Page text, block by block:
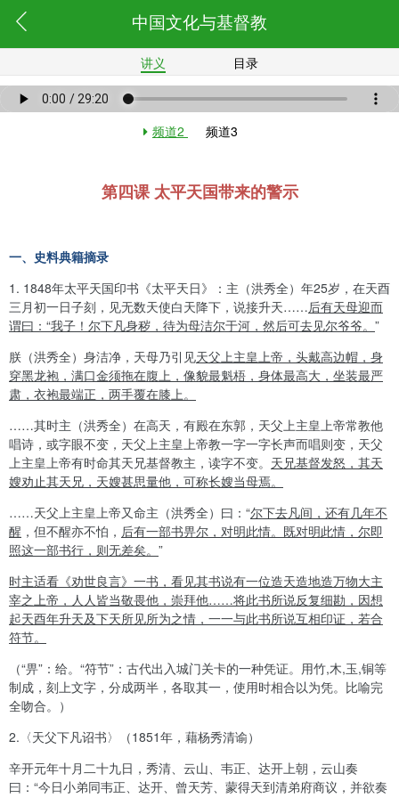
中国文化与基督教
讲义 目录
频道2 频道3
第四课 太平天国带来的警示
一、史料典籍摘录
1. 1848年太平天国印书《太平天日》：主（洪秀全）年25岁，在天酉
三月初一日子刻，见无数天使白天降下，说接升天……后有天母迎而
谓曰： “我子！尔下凡身秽，待为母洁尔于河，然后可去见尔爷爷。 ”
朕（洪秀全）身洁净，天母乃引见天父上主皇上帝，头戴高边帽，身
穿黑龙袍，满口金须拖在腹上，像貌最魁梧，身体最高大，坐装最严
肃，衣袍最端正，两手覆在膝上。
……其时主（洪秀全）在高天，有殿在东郭，天父上主皇上帝常教他
唱诗，或字眼不变，天父上主皇上帝教一字一字长声而唱则变，天父
上主皇上帝有时命其天兄基督教主，读字不变。 天兄基督发怒，其天
嫂劝止其天兄，天嫂甚思量他，可称长嫂当母焉。
……天父上主皇上帝又命主（洪秀全）曰： “尔下去凡间，还有几年不
醒 ，但不醒亦不怕， 后有一部书畀尔，对明此情。既对明此情，尔即
照这一部书行，则无差矣。 ”
时主适看《劝世良言》一书，看见其书说有一位造天造地造万物大主
宰之上帝，人人皆当敬畏他，崇拜他……将此书所说反复细勘，因想
起天酉年升天及下天所见所为之情，一一与此书所说互相印证，若合
符节。
（“畀” ：给。 “符节” ：古代出入城门关卡的一种凭证。用竹,木,玉,铜等
制成，刻上文字，分成两半，各取其一，使用时相合以为凭。比喻完
全吻合。）
2. 〈天父下凡诏书〉（1851年，藉杨秀清谕）
辛开元年十月二十九日，秀清、云山、韦正、达开上朝，云山奏
曰： “今日小弟同韦正、达开、曾天芳、蒙得天到清弟府商议，并欲奏